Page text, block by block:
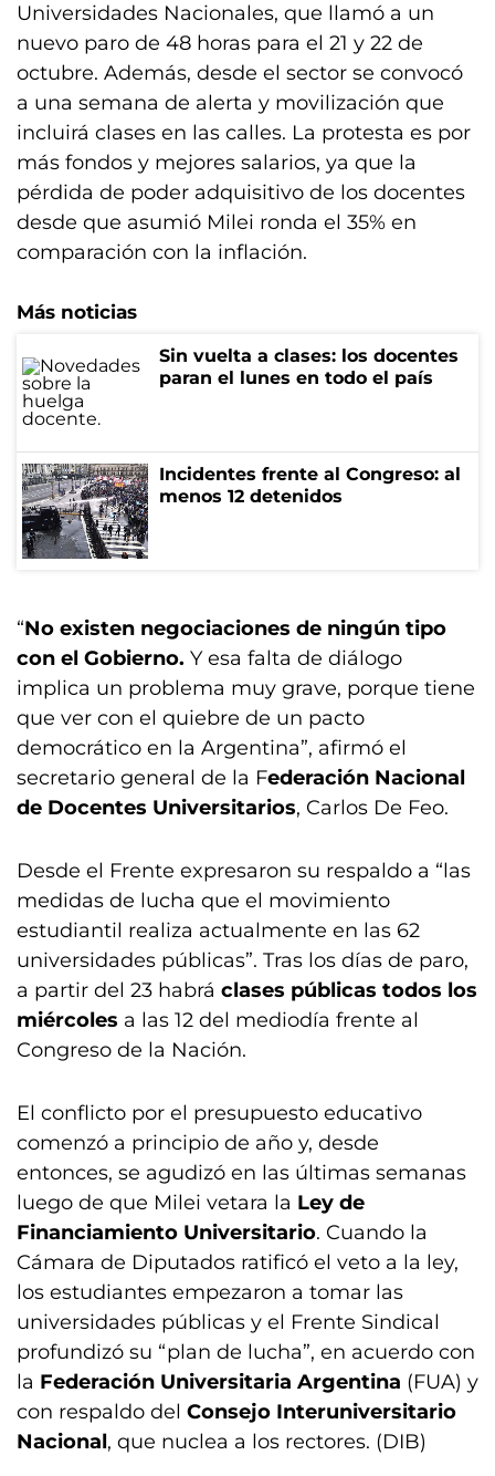
Universidades Nacionales, que llamó a un
nuevo paro de 48 horas para el 21 y 22 de
octubre. Además, desde el sector se convocó
a una semana de alerta y movilización que
incluirá clases en las calles. La protesta es por
más fondos y mejores salarios, ya que la
pérdida de poder adquisitivo de los docentes
desde que asumió Milei ronda el 35% en
comparación con la inflación.
Más noticias
Sin vuelta a clases: los docentes
paran el lunes en todo el país
Incidentes frente al Congreso: al
menos 12 detenidos
“No existen negociaciones de ningún tipo
con el Gobierno. Y esa falta de diálogo
implica un problema muy grave, porque tiene
que ver con el quiebre de un pacto
democrático en la Argentina”, afirmó el
secretario general de la Federación Nacional
de Docentes Universitarios, Carlos De Feo.
Desde el Frente expresaron su respaldo a “las
medidas de lucha que el movimiento
estudiantil realiza actualmente en las 62
universidades públicas”. Tras los días de paro,
a partir del 23 habrá clases públicas todos los
miércoles a las 12 del mediodía frente al
Congreso de la Nación.
El conflicto por el presupuesto educativo
comenzó a principio de año y, desde
entonces, se agudizó en las últimas semanas
luego de que Milei vetara la Ley de
Financiamiento Universitario. Cuando la
Cámara de Diputados ratificó el veto a la ley,
los estudiantes empezaron a tomar las
universidades públicas y el Frente Sindical
profundizó su “plan de lucha”, en acuerdo con
la Federación Universitaria Argentina (FUA) y
con respaldo del Consejo Interuniversitario
Nacional, que nuclea a los rectores. (DIB)